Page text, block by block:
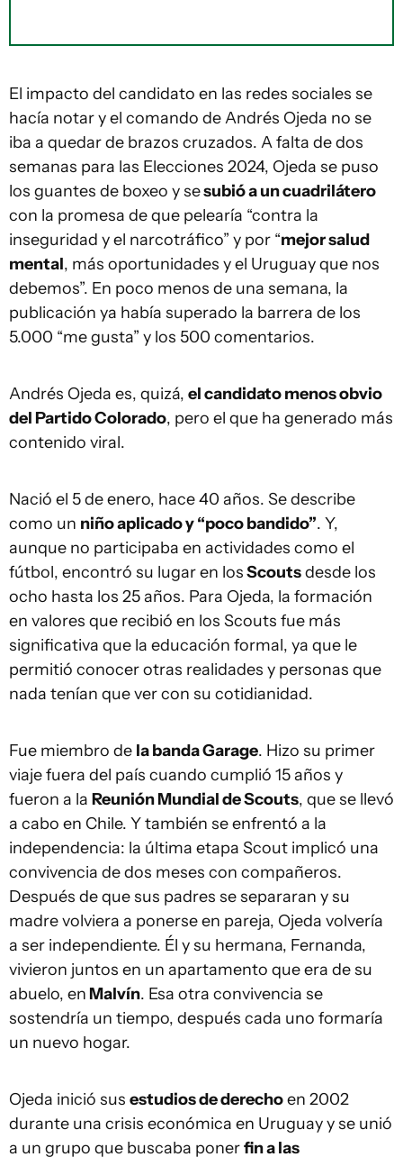
El impacto del candidato en las redes sociales se
hacía notar y el comando de Andrés Ojeda no se
iba a quedar de brazos cruzados. A falta de dos
semanas para las Elecciones 2024, Ojeda se puso
los guantes de boxeo y sesubió a un cuadrilátero
con la promesa de que pelearía “contra la
inseguridad y el narcotráfico” y por “mejor salud
mental, más oportunidades y el Uruguay que nos
debemos”. En poco menos de una semana, la
publicación ya había superado la barrera de los
5.000 “me gusta” y los 500 comentarios.
Andrés Ojeda es, quizá, el candidato menos obvio
del Partido Colorado, pero el que ha generado más
contenido viral.
Nació el 5 de enero, hace 40 años. Se describe
como un niño aplicado y “poco bandido”. Y,
aunque no participaba en actividades como el
fútbol, encontró su lugar en losScoutsdesde los
ocho hasta los 25 años. Para Ojeda, la formación
en valores que recibió en los Scouts fue más
significativa que la educación formal, ya que le
permitió conocer otras realidades y personas que
nada tenían que ver con su cotidianidad.
Fue miembro de la banda Garage. Hizo su primer
viaje fuera del país cuando cumplió 15 años y
fueron a la Reunión Mundial de Scouts, que se llevó
a cabo en Chile. Y también se enfrentó a la
independencia: la última etapa Scout implicó una
convivencia de dos meses con compañeros.
Después de que sus padres se separaran y su
madre volviera a ponerse en pareja, Ojeda volvería
a ser independiente. Él y su hermana, Fernanda,
vivieron juntos en un apartamento que era de su
abuelo, en Malvín. Esa otra convivencia se
sostendría un tiempo, después cada uno formaría
un nuevo hogar.
Ojeda inició sus estudios de derechoen 2002
durante una crisis económica en Uruguay y se unió
a un grupo que buscaba ponerfin a las